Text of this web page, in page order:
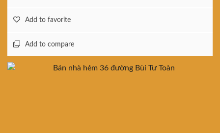
Add to favorite
Add to compare